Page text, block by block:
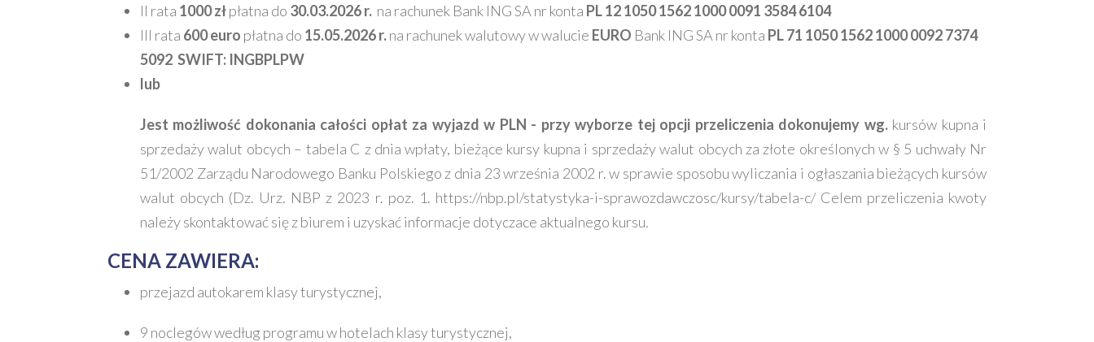
II rata 1000 złpłatna do 30.03.2026 r. na rachunek Bank ING SA nr konta PL 12 1050 1562 1000 0091 3584 6104
III rata 600 euro płatna do 15.05.2026 r.na rachunek walutowy w walucie EURO Bank ING SA nr konta PL 71 1050 1562 1000 0092 7374
5092 SWIFT: INGBPLPW
lub
Jest możliwość dokonania całości opłat za wyjazd w PLN - przy wyborze tej opcji przeliczenia dokonujemy wg. kursów kupna i
sprzedaży walut obcych – tabela C z dnia wpłaty, bieżące kursy kupna i sprzedaży walut obcych za złote określonych w § 5 uchwały Nr
51/2002 Zarządu Narodowego Banku Polskiego z dnia 23 września 2002 r. w sprawie sposobu wyliczania i ogłaszania bieżących kursów
walut obcych (Dz. Urz. NBP z 2023 r. poz. 1. https://nbp.pl/statystyka-i-sprawozdawczosc/kursy/tabela-c/ Celem przeliczenia kwoty
należy skontaktować się z biurem i uzyskać informacje dotyczace aktualnego kursu.
CENA ZAWIERA:
przejazd autokarem klasy turystycznej,
9 noclegów według programu w hotelach klasy turystycznej,